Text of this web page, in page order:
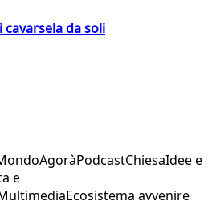
da soli
AgoràPodcastChiesaIdee e
e
Ecosistema avvenire